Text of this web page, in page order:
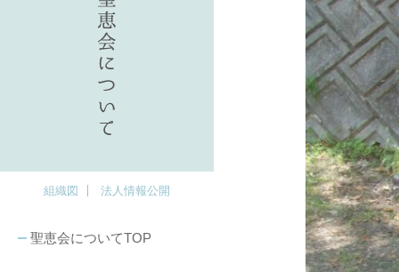
組織図 法人情報公開
聖恵会についてTOP